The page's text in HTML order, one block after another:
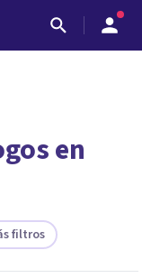
el
ofreceremos
en
filtros